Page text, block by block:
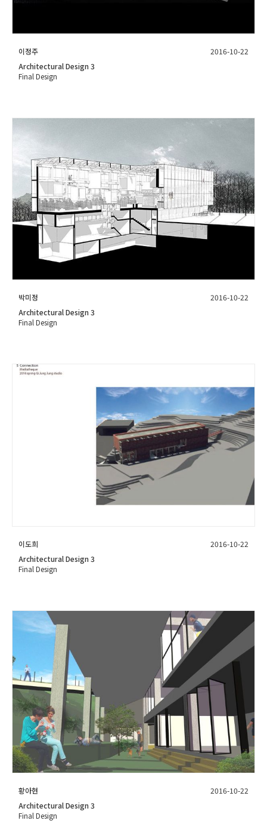
이정주
2016-10-22
Architectural Design 3
Final Design
박미정
2016-10-22
Architectural Design 3
Final Design
이도희
2016-10-22
Architectural Design 3
Final Design
황아현
2016-10-22
Architectural Design 3
Final Design